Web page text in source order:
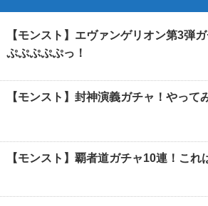
【モンスト】エヴァンゲリオン第3弾
ぷぷぷぷぷっ！
【モンスト】封神演義ガチャ！やって
【モンスト】覇者道ガチャ10連！これ